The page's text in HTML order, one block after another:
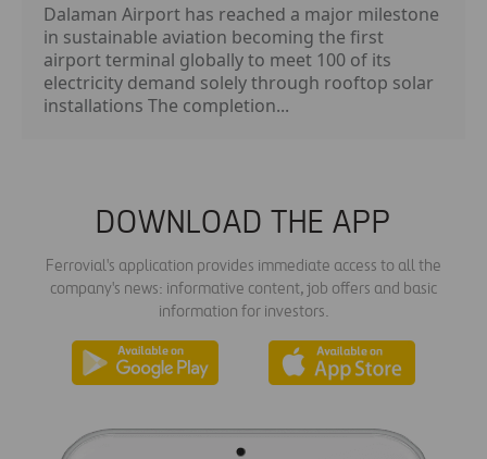
Dalaman Airport has reached a major milestone
in sustainable aviation becoming the first
airport terminal globally to meet 100 of its
electricity demand solely through rooftop solar
installations The completion...
DOWNLOAD THE APP
Ferrovial's application provides immediate access to all the
company's news: informative content, job offers and basic
information for investors.